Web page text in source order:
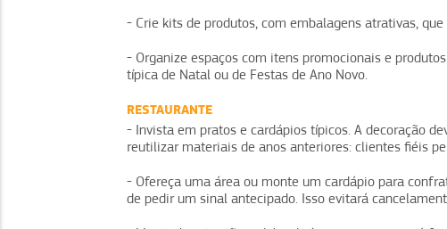
- Crie kits de produtos, com embalagens atrativas,
- Organize espaços com itens promocionais e
típica de Natal ou de Festas de Ano Novo.
RESTAURANTE
- Invista em pratos e cardápios típicos. A decoração
reutilizar materiais de anos anteriores: clientes fiéis
- Ofereça uma área ou monte um cardápio para
de pedir um sinal antecipado. Isso evitará